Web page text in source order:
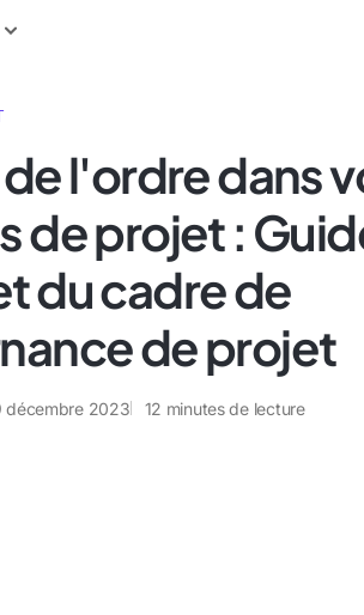
l'ordre dans
de projet :
du cadre de
de projet
décembre 2023 12 minutes de lecture